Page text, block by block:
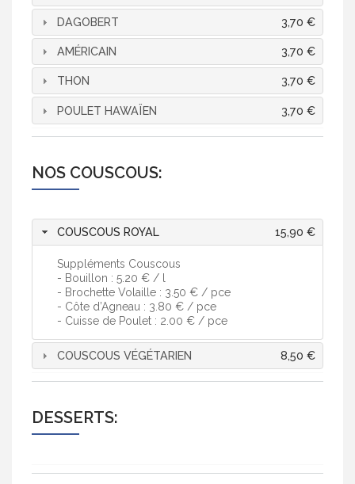
DAGOBERT 3,70 €
AMÉRICAIN 3,70 €
THON 3,70 €
POULET HAWAÏEN 3,70 €
NOS COUSCOUS:
COUSCOUS ROYAL 15,90 €
Suppléments Couscous
- Bouillon : 5.20 € / l
- Brochette Volaille : 3.50 € / pce
- Côte d’Agneau : 3.80 € / pce
- Cuisse de Poulet : 2.00 € / pce
COUSCOUS VÉGÉTARIEN 8,50 €
DESSERTS: